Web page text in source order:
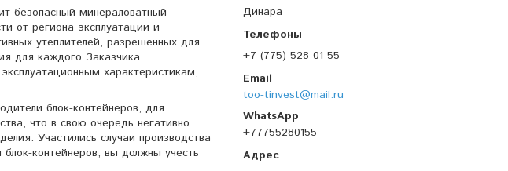
Динара
+7 (775) 528-01-55
too-tinvest@mail.ru
+77755280155
безопасный минераловатный
от региона эксплуатации и
утеплителей, разрешенных для
для каждого Заказчика
характеристикам,
блок-контейнеров, для
что в свою очередь негативно
Участились случаи производства
контейнеров, вы должны учесть